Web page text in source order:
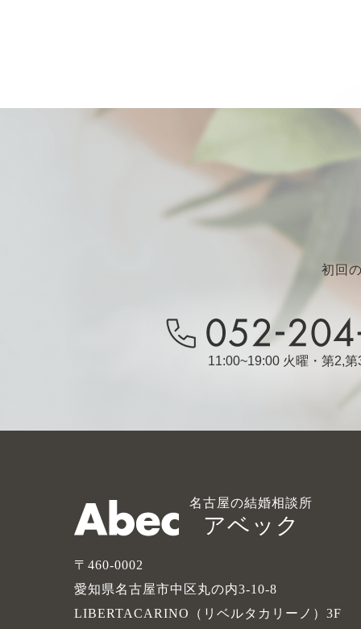
初回
11:00~19:00 火曜・第2,
名古屋の結婚相談所
アベック
〒460-0002
愛知県名古屋市中区丸の内3-10-8
LIBERTACARINO（リベルタカリーノ）3F